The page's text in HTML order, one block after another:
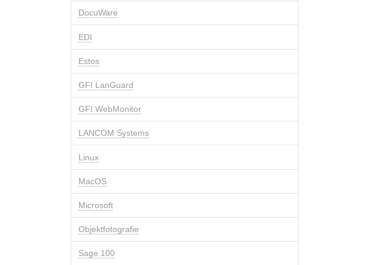
DocuWare
EDI
Estos
GFI LanGuard
GFI WebMonitor
LANCOM Systems
Linux
MacOS
Microsoft
Objektfotografie
Sage 100